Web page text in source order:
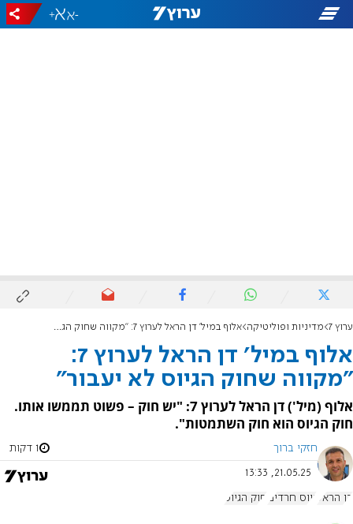
-
+
ערוץ 7 מדיניות ופוליטיקה אלוף במיל' דן הראל לערוץ 7: "מקווה שחוק הגיוס לא יעבור"
אלוף במיל' דן הראל לערוץ 7:
"מקווה שחוק הגיוס לא יעבור"
אלוף (מיל') דן הראל לערוץ 7: "יש חוק – פשוט תממשו אותו.
חוק הגיוס הוא חוק השתמטות".
חזקי ברוך 1 דקות
21.05.25, 13:33
דן הראל גיוס חרדים חוק הגיוס